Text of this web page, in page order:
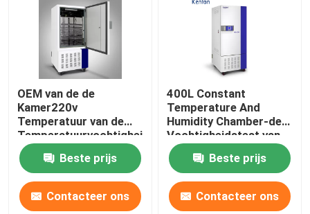
OEM van de de
Kamer220v
Temperatuur van de
Temperatuurvochtigheid
de Kamer van de de
Vochtigheidstest
Beste prijs
Contacteer ons
400L Constant
Temperature And
Humidity Chamber-de
Vochtigheidstest van
de
Laboratoriumtemperatuur
Beste prijs
Contacteer ons